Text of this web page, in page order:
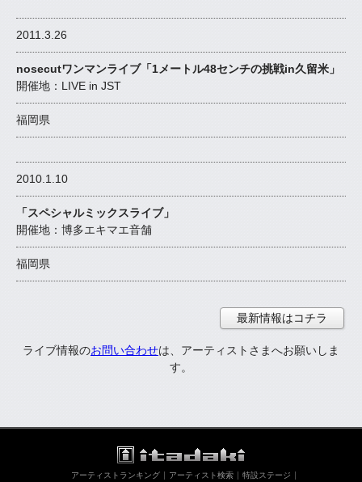
2011.3.26
nosecutワンマンライブ「1メートル48センチの挑戦in久留米」
開催地：LIVE in JST
福岡県
2010.1.10
「スペシャルミックスライブ」
開催地：博多エキマエ音舗
福岡県
最新情報はコチラ
ライブ情報のお問い合わせは、アーティストさまへお願いしま
す。
アーティストランキング アーティスト検索 特設ステージ